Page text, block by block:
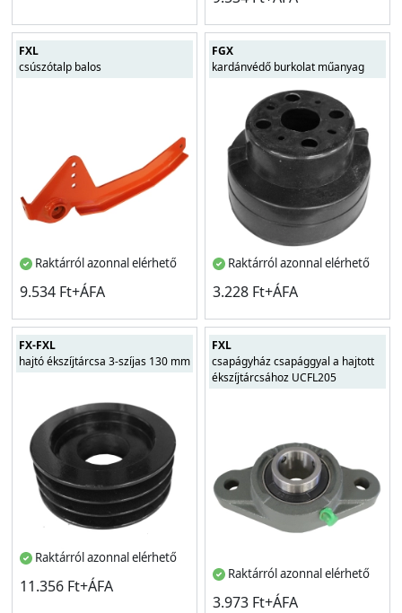
FXL
csúszótalp balos
Raktárról azonnal elérhető
9.534 Ft+ÁFA
FGX
kardánvédő burkolat műanyag
Raktárról azonnal elérhető
3.228 Ft+ÁFA
FX-FXL
hajtó ékszíjtárcsa 3-szíjas 130 mm
Raktárról azonnal elérhető
11.356 Ft+ÁFA
FXL
csapágyház csapággyal a hajtott
ékszíjtárcsához UCFL205
Raktárról azonnal elérhető
3.973 Ft+ÁFA